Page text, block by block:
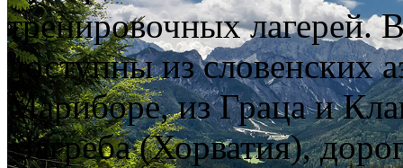
тренировочных лагерей.
доступны из словенских
Мариборе, из Граца и
Загреба (Хорватия),